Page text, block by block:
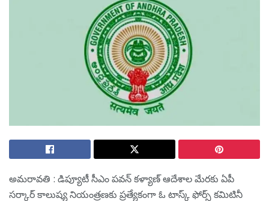
అమ‌రావ‌తి : డిప్యూటీ సీఎం ప‌వ‌న్ క‌ళ్యాణ్ ఆదేశాల మేర‌కు ఏపీ
స‌ర్కార్ కాలుష్య నియంత్ర‌ణ‌కు ప్ర‌త్యేకంగా ఓ టాస్క్ ఫోర్స్ క‌మిటినీ